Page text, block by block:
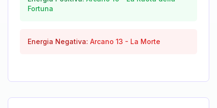
Fortuna
Energia Negativa: Arcano 13 - La Morte